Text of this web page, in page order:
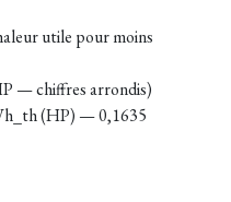
utile pour moins
— chiffres arrondis)
(HP) — 0,1635